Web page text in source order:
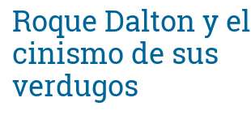
Roque Dalton y el
cinismo de sus
verdugos